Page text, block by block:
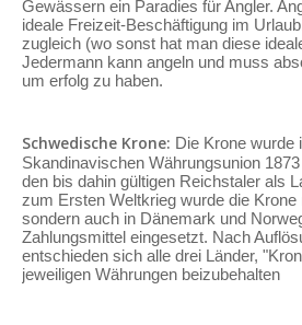
Gewässern ein Paradies für Angler.
ideale Freizeit-Beschäftigung im
zugleich (wo sonst hat man diese
Jedermann kann angeln und muss
um erfolg zu haben.
Schwedische Krone: Die Krone wurde
Skandinavischen Währungsunion
den bis dahin gültigen Reichstaler als
zum Ersten Weltkrieg wurde die
sondern auch in Dänemark und
Zahlungsmittel eingesetzt. Nach
entschieden sich alle drei Länder,
jeweiligen Währungen beizubehalten